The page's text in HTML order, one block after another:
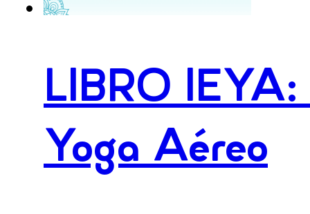
LIBRO
Yoga Aéreo